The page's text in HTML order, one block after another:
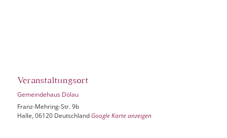
Veranstaltungsort
Gemeindehaus Dölau
Franz-Mehring-Str. 9b
Halle, 06120 Deutschland Google Karte anzeigen